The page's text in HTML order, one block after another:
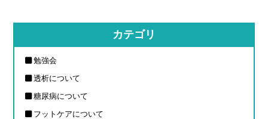
カテゴリ
勉強会
透析について
糖尿病について
フットケアについて